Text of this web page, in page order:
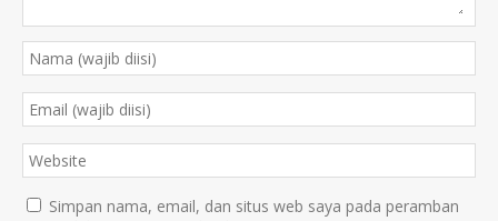
Simpan nama, email, dan situs web saya pada peramban